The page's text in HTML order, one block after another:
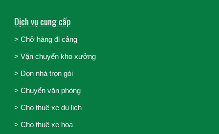
Dịch vụ cung cấp
> Chở hàng đi cảng
>Vận chuyển kho xưởng
> Dọn nhà trọn gói
>Chuyển văn phòng
>Cho thuê xe du lịch
>Cho thuê xe hoa